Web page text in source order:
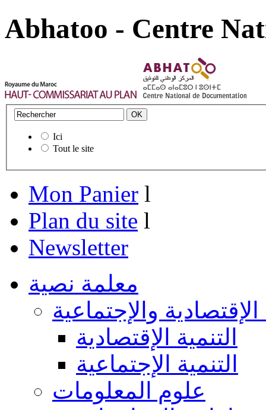
Abhatoo - Centre
Ici
Tout le site
Mon Panier l
Plan du site l
Newsletter
معلمة نصية
الإقتصادية والإجتماعية
التنمية الإقتصادية
التنمية الإجتماعية
علوم المعلومات